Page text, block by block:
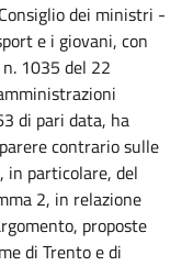
dei ministri -
e i giovani, con
1035 del 22
di pari data, ha
contrario sulle
in particolare, del
2, in relazione
proposte
di Trento e di